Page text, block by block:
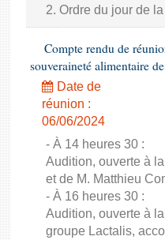
2. Ordre du jour de
Compte rendu de
souveraineté alimentaire
Date de
réunion :
06/06/2024
- À 14 heures 30 :
Audition, ouverte à
et de M. Matthieu
- À 16 heures 30 :
Audition, ouverte à
groupe Lactalis,